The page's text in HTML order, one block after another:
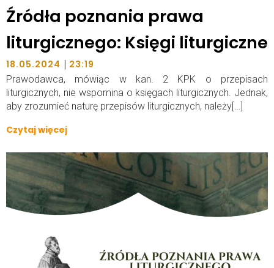
Źródła poznania prawa
liturgicznego: Księgi liturgiczne
18.05.2024 | 23:19
Prawodawca, mówiąc w kan. 2 KPK o przepisach
liturgicznych, nie wspomina o księgach liturgicznych. Jednak,
aby zrozumieć naturę przepisów liturgicznych, należy[…]
Czytaj więcej